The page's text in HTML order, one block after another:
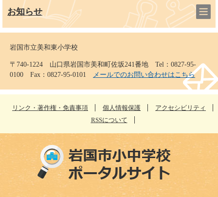
お知らせ
岩国市立美和東小学校
〒740-1224 山口県岩国市美和町佐坂241番地 Tel：0827-95-
0100 Fax：0827-95-0101
メールでのお問い合わせはこちら
リンク・著作権・免責事項 個人情報保護
アクセシビリティ
RSSについて